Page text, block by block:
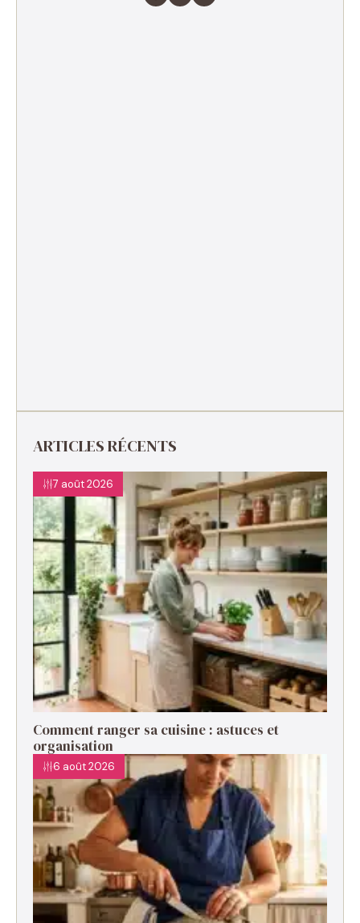
ARTICLES RÉCENTS
7 août 2026
Comment ranger sa cuisine : astuces et
organisation
6 août 2026